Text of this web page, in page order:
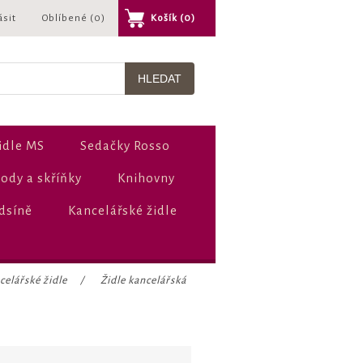
Oblíbené (0) Košík (0)
MS Sedačky Rosso
a skříňky Knihovny
Kancelářské židle
židle / Židle kancelářská